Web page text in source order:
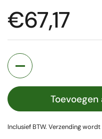
Prijs:
€67,17
Aantal
Inclusief BTW. Verzendingwordt